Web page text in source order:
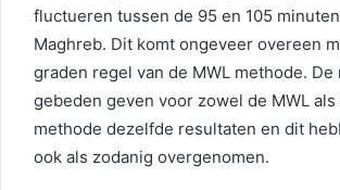
fluctueren tussen de 95 en 105
Maghreb. Dit komt ongeveer overeen
graden regel van de MWL methode.
gebeden geven voor zowel de MWL als
methode dezelfde resultaten en dit
ook als zodanig overgenomen.